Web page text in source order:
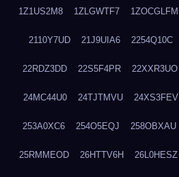
1Z1US2M8 1ZLGWTF7 1ZOCGLFM
2110Y7UD 21J9UIA6 2254Q10C
22RDZ3DD 22S5F4PR 22XXR3UO
24MC44U0 24TJTMVU 24XS3FEV
253A0XC6 254O5EQJ 258OBXAU
25RMMEOD 26HTTV6H 26L0HESZ